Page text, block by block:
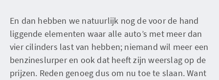
En dan hebben we natuurlijk nog de voor de hand
liggende elementen waar alle auto’s met meer dan
vier cilinders last van hebben; niemand wil meer een
benzineslurper en ook dat heeft zijn weerslag op de
prijzen. Reden genoeg dus om nu toe te slaan. Want